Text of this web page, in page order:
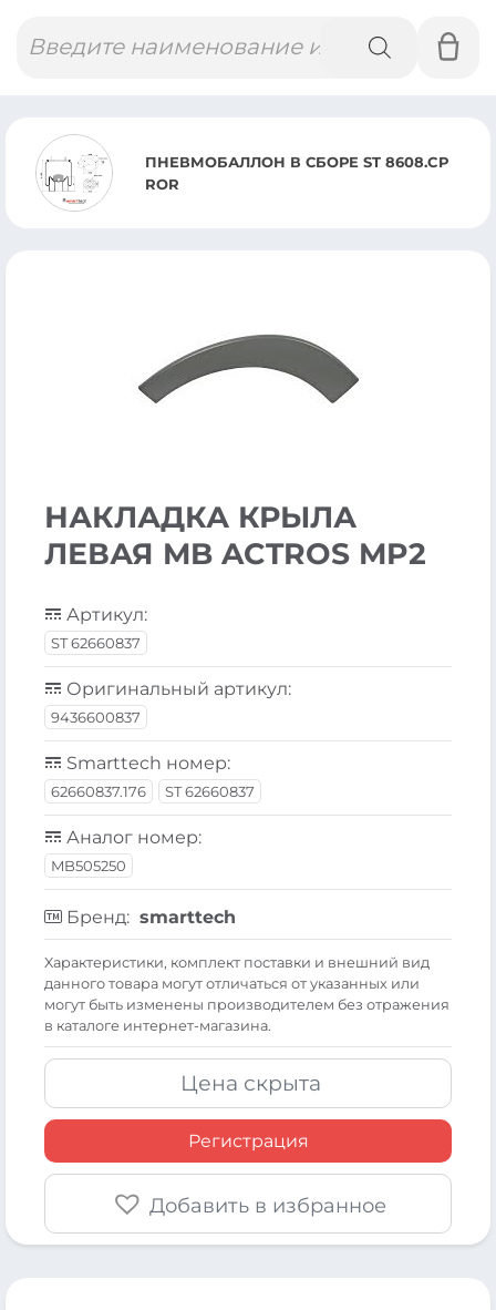
товаров
ПНЕВМОБАЛЛОН В СБОРЕ ST 8608.CP
ROR
НАКЛАДКА КРЫЛА
ЛЕВАЯ MB ACTROS MP2
Артикул:
ST 62660837
Оригинальный артикул:
9436600837
Smarttech номер:
62660837.176 ST 62660837
Аналог номер:
MB505250
Бренд: smarttech
Xарактеристики, комплект поставки и внешний вид
данного товара могут отличаться от указанных или
могут быть изменены производителем без отражения
в каталоге интернет-магазина.
Цена скрыта
Регистрация
Добавить в избранное